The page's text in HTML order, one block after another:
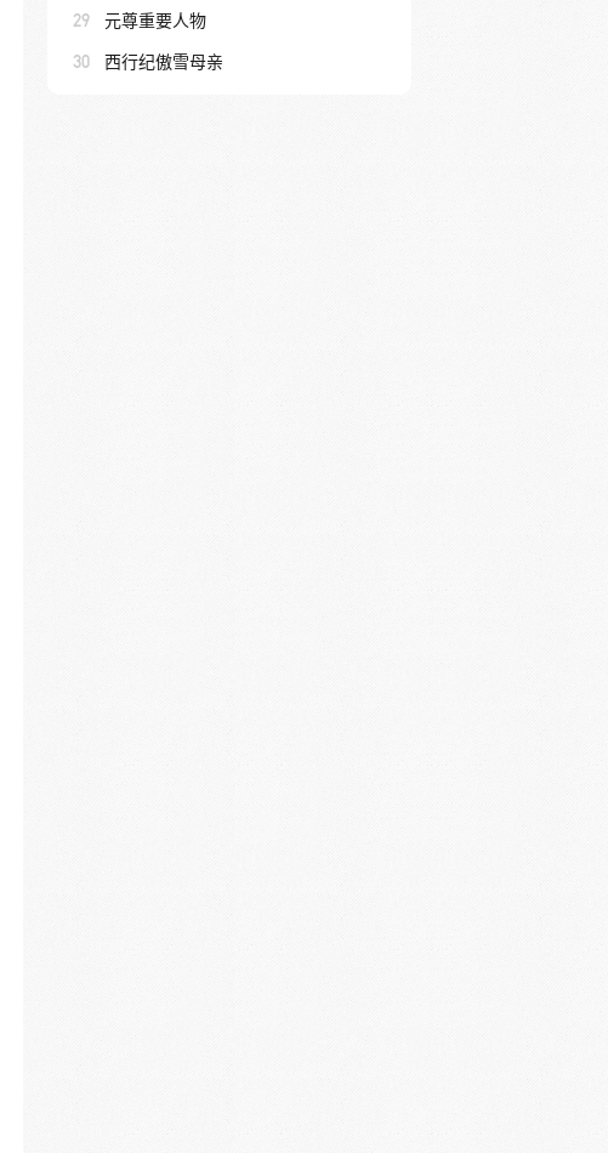
29 元尊重要人物
30 西行纪傲雪母亲